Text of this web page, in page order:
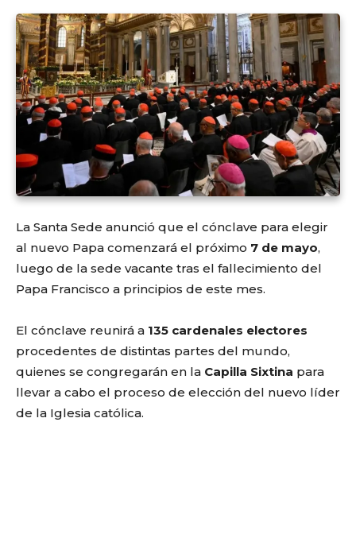
La Santa Sede anunció que el cónclave para elegir
al nuevo Papa comenzará el próximo 7 de mayo,
luego de la sede vacante tras el fallecimiento del
Papa Francisco a principios de este mes.
El cónclave reunirá a 135 cardenales electores
procedentes de distintas partes del mundo,
quienes se congregarán en la Capilla Sixtina para
llevar a cabo el proceso de elección del nuevo líder
de la Iglesia católica.